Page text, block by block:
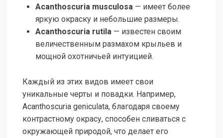
Acanthoscuria musculosa — имеет более
яркую окраску и небольшие размеры.
Acanthoscuria rutila — известен своим
величественным размахом крыльев и
мощной охотничьей интуицией.
Каждый из этих видов имеет свои
уникальные черты и повадки. Например,
Acanthoscuria geniculata, благодаря своему
контрастному окрасу, способен сливаться с
окружающей природой, что делает его